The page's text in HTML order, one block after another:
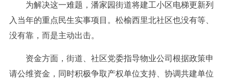
为解决这一难题，潘家园街道将建工小区电梯更新列
入当年的重点民生实事项目。松榆西里北社区也没有等、
没有靠，而是主动出击。
资金方面，街道、社区党委指导物业公司根据政策申
请公维资金，同时积极争取产权单位支持、协调共建单位